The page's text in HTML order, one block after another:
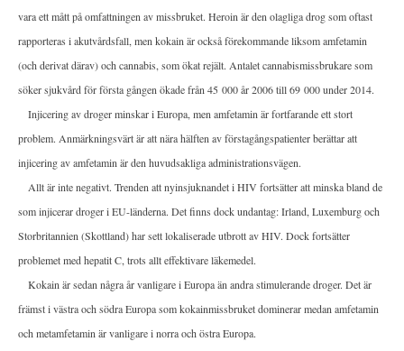
vara ett mått på omfattningen av missbruket. Heroin är den olagliga drog som oftast
rapporteras i akutvårdsfall, men kokain är också förekommande liksom amfetamin
(och derivat därav) och cannabis, som ökat rejält. Antalet cannabismissbrukare som
söker sjukvård för första gången ökade från 45 000 år 2006 till 69 000 under 2014.
Injicering av droger minskar i Europa, men amfetamin är fortfarande ett stort
problem. Anmärkningsvärt är att nära hälften av förstagångspatienter berättar att
injicering av amfetamin är den huvudsakliga administrationsvägen.
Allt är inte negativt. Trenden att nyinsjuknandet i HIV fortsätter att minska bland de
som injicerar droger i EU-länderna. Det finns dock undantag: Irland, Luxemburg och
Storbritannien (Skottland) har sett lokaliserade utbrott av HIV. Dock fortsätter
problemet med hepatit C, trots allt effektivare läkemedel.
Kokain är sedan några år vanligare i Europa än andra stimulerande droger. Det är
främst i västra och södra Europa som kokainmissbruket dominerar medan amfetamin
och metamfetamin är vanligare i norra och östra Europa.